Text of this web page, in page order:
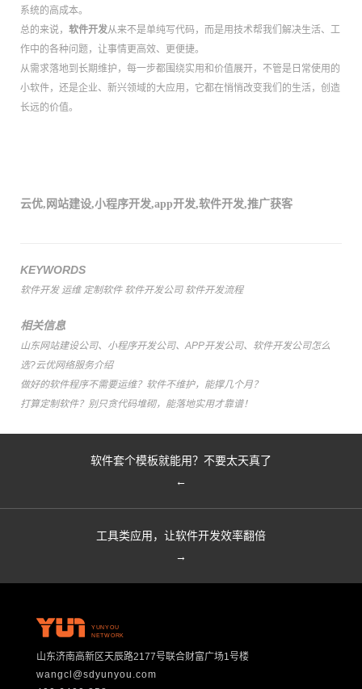
系统的高成本。
总的来说， 软件开发从来不是单纯写代码，而是用技术帮我们解决生活、工
作中的各种问题，让事情更高效、更便捷。
从需求落地到长期维护，每一步都围绕实用和价值展开，不管是日常使用的
小软件，还是企业、新兴领域的大应用，它都在悄悄改变我们的生活，创造
长远的价值。
云优, 网站建设,小程序开发,app开发,软件开发,推广获客
KEYWORDS
软件开发 运维 定制软件 软件开发公司 软件开发流程
相关信息
山东网站建设公司、小程序开发公司、APP开发公司、软件开发公司怎么
选?云优网络服务介绍
做好的软件程序不需要运维？软件不维护，能撑几个月？
打算定制软件？别只贪代码堆砌，能落地实用才靠谱！
软件套个模板就能用？不要太天真了
←
工具类应用，让软件开发效率翻倍
→
YUNYOU
NETWORK
山东济南高新区天辰路2177号联合财富广场1号楼
wangcl@sdyunyou.com